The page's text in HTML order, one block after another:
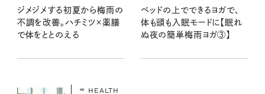
ジメジメする初夏から梅雨の
不調を改善。ハチミツ×薬膳
で体をととのえる
ベッドの上でできるヨガで、
体も頭も入眠モードに【眠れ
ぬ夜の簡単梅雨ヨガ③】
HEALTH